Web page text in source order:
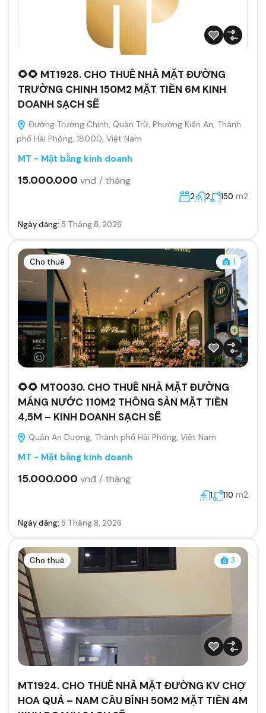
🌻🌻 MT1928. CHO THUÊ NHÀ MẶT ĐƯỜNG
TRƯỜNG CHINH 150M2 MẶT TIỀN 6M KINH
DOANH SẠCH SẼ
Đường Trường Chinh, Quán Trữ, Phường Kiến An, Thành
phố Hải Phòng, 18000, Việt Nam
MT - Mặt bằng kinh doanh
15.000.000 vnđ / tháng
2 2 150 m2
Ngày đăng: 5 Tháng 8, 2026
Cho thuê 1
🌻🌻 MT0030. CHO THUÊ NHÀ MẶT ĐƯỜNG
MÁNG NƯỚC 110M2 THÔNG SÀN MẶT TIỀN
4,5M – KINH DOANH SẠCH SẼ
Quận An Dương, Thành phố Hải Phòng, Việt Nam
MT - Mặt bằng kinh doanh
15.000.000 vnđ / tháng
1 110 m2
Ngày đăng: 5 Tháng 8, 2026
Cho thuê 3
MT1924. CHO THUÊ NHÀ MẶT ĐƯỜNG KV CHỢ
HOA QUẢ – NAM CẦU BÍNH 50M2 MẶT TIỀN 4M